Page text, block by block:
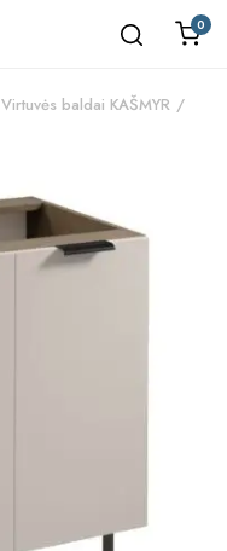
0
Virtuvės baldai KAŠMYR